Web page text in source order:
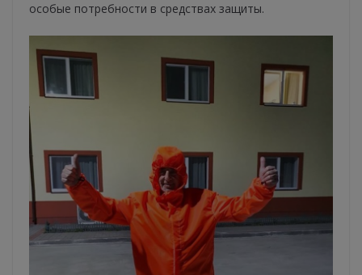
особые потребности в средствах защиты.